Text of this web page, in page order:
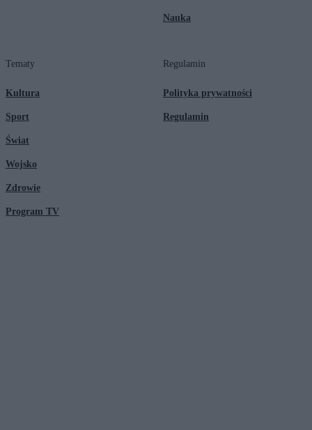
Nauka
Tematy
Kultura
Sport
Świat
Wojsko
Zdrowie
Program TV
Regulamin
Polityka prywatności
Regulamin